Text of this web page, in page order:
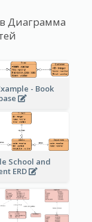
Диаграмма
- Book
School and
ERD